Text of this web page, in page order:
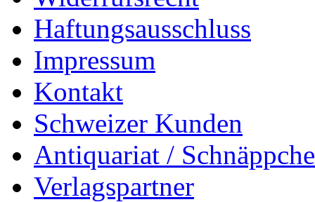
Haftungsausschluss
Impressum
Kontakt
Schweizer Kunden
Antiquariat /
Verlagspartner